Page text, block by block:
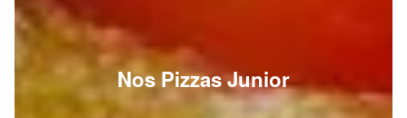
Nos Pizzas Junior